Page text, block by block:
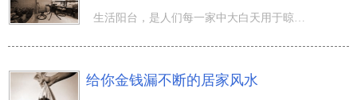
给你金钱漏不断的居家风水